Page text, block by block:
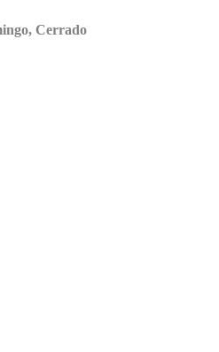
Cerrado